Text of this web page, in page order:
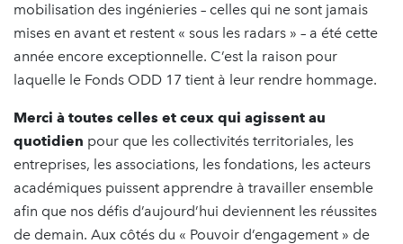
mobilisation des ingénieries – celles qui ne sont jamais
mises en avant et restent « sous les radars » – a été cette
année encore exceptionnelle. C’est la raison pour
laquelle le Fonds ODD 17 tient à leur rendre hommage.
Merci à toutes celles et ceux qui agissent au
quotidien pour que les collectivités territoriales, les
entreprises, les associations, les fondations, les acteurs
académiques puissent apprendre à travailler ensemble
afin que nos défis d’aujourd’hui deviennent les réussites
de demain. Aux côtés du « Pouvoir d’engagement » de